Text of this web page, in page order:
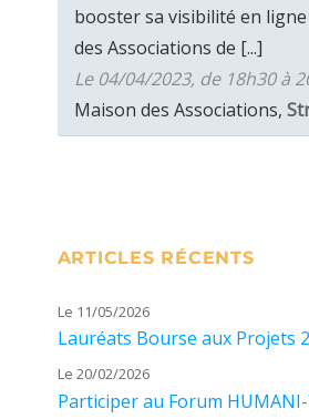
booster sa visibilité en ligne
des Associations de [...]
Le 04/04/2023, de 18h30 à
Maison des Associations,
ARTICLES RÉCENTS
Le 11/05/2026
Lauréats Bourse aux Projets
Le 20/02/2026
Participer au Forum HUMANI-